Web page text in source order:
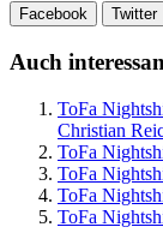
Facebook Twitter
Auch
ToFa
Christian
ToFa
ToFa
ToFa
ToFa